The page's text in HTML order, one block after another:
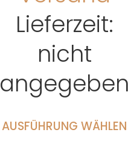
Lieferzeit:
nicht
AUSFÜHRUNG WÄHLEN